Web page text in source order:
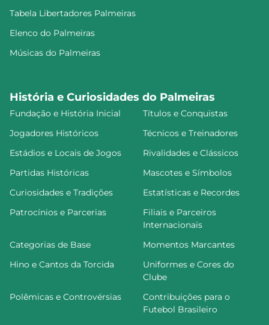
Tabela Libertadores Palmeiras
Elenco do Palmeiras
Músicas do Palmeiras
História e Curiosidades do Palmeiras
Fundação e História Inicial
Títulos e Conquistas
Jogadores Históricos
Técnicos e Treinadores
Estádios e Locais de Jogos
Rivalidades e Clássicos
Partidas Históricas
Mascotes e Símbolos
Curiosidades e Tradições
Estatísticas e Recordes
Patrocínios e Parcerias
Filiais e Parceiros
Internacionais
Categorias de Base
Momentos Marcantes
Hino e Cantos da Torcida
Uniformes e Cores do
Clube
Polêmicas e Controvérsias
Contribuições para o
Futebol Brasileiro